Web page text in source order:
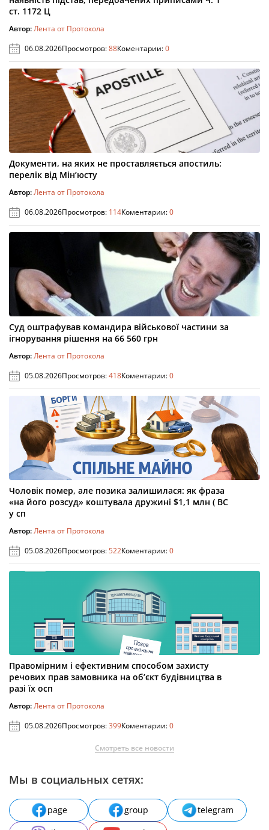
ст. 1172 Ц
Автор:Лента от Протокола
06.08.2026Просмотров:88Коментарии:0
Документи, на яких не проставляється апостиль:
перелік від Мін’юсту
Автор:Лента от Протокола
06.08.2026Просмотров: 114Коментарии:0
Суд оштрафував командира військової частини за
ігнорування рішення на 66 560 грн
Автор:Лента от Протокола
05.08.2026Просмотров:418Коментарии:0
Чоловік помер, але позика залишилася: як фраза
«на його розсуд» коштувала дружині $1,1 млн ( ВС
у сп
Автор:Лента от Протокола
05.08.2026Просмотров:522Коментарии:0
Правомірним і ефективним способом захисту
речових прав замовника на об’єкт будівництва в
разі їх осп
Автор:Лента от Протокола
05.08.2026Просмотров:399Коментарии:0
Смотреть все новости
Мы в социальных сетях:
page group
telegram